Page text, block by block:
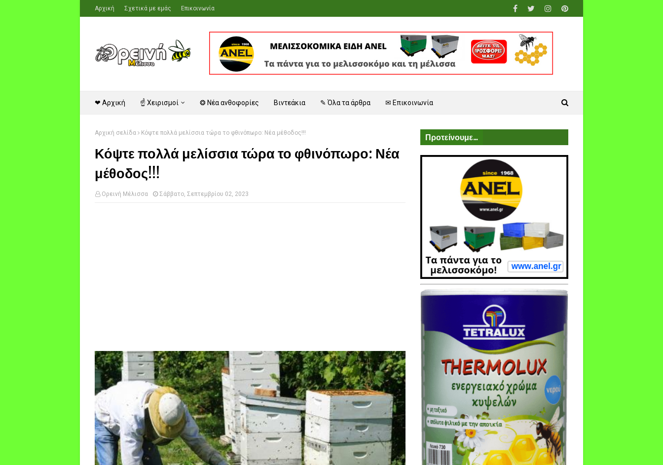
Αρχική Σχετικά με εμάς Επικοινωνία
❤ Αρχική ☝ Χειρισμοί ❂ Νέα ανθοφορίες Βιντεάκια ✎ Όλα τα άρθρα ✉ Επικοινωνία
Αρχική σελίδα Κόψτε πολλά μελίσσια τώρα το φθινόπωρο: Νέα μέθοδος!!!
Κόψτε πολλά μελίσσια τώρα το φθινόπωρο: Νέα
μέθοδος!!!
Ορεινή Μέλισσα Σάββατο, Σεπτεμβρίου 02, 2023
Προτείνουμε...